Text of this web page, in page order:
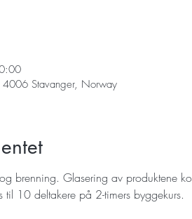
4006 Stavanger, Norway
brenning. Glasering av produktene
til 10 deltakere på 2-timers byggekurs.